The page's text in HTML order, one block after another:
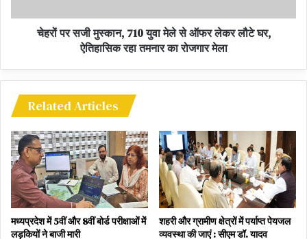
चेहरों पर सजी मुस्कान, 710 युवा मेले से ऑफर लेकर लौटे घर,
ऐतिहासिक रहा तमनार का रोजगार मेला
Related Articles
मध्यप्रदेश में 5वीं और 8वीं बोर्ड परीक्षाओं में
लड़कियों ने बाजी मारी
शहरी और ग्रामीण क्षेत्रों में पर्याप्त पेयजल
व्यवस्था की जाएं : सीएम डॉ. यादव